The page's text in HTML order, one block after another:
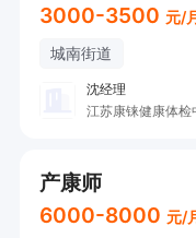
9. Strict
nfidentiality
3000-3500 元/
城南街道
沈经理
江苏康铼健康体检
产康师
6000-8000 元/